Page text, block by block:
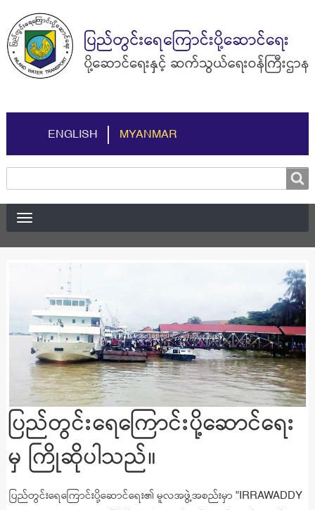
ENGLISH MYANMAR
Search
ပြည်တွင်းရေကြောင်းပို့ဆောင်ရေး
မှ ကြိုဆိုပါသည်။
ပြည်တွင်းရေကြောင်းပို့ဆောင်ရေး၏ မူလအဖွဲ့အစည်းမှာ "IRRAWADDY
ပြည်တွင်းရေကြောင်းပို့ဆောင်ရေး
မှ ကြိုဆိုပါသည်။
ပြည်တွင်းရေကြောင်းပို့ဆောင်ရေး၏ မူလအဖွဲ့အစည်းမှာ "IRRAWADDY
ပြည်တွင်းရေကြောင်းပို့ဆောင်ရေး
မှ ကြိုဆိုပါသည်။
ပြည်တွင်းရေကြောင်းပို့ဆောင်ရေး၏ မူလအဖွဲ့အစည်းမှာ "IRRAWADDY